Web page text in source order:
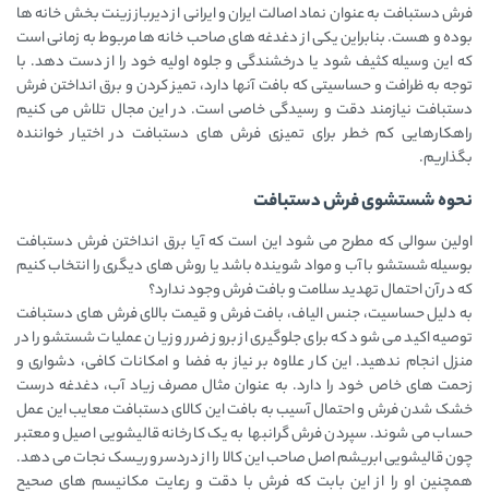
فرش دستبافت به عنوان نماد اصالت ایران و ایرانی از دیرباز زینت بخش خانه ها
بوده و هست. بنابراین یکی از دغدغه های صاحب خانه ها مربوط به زمانی است
که این وسیله کثیف شود یا درخشندگی و جلوه اولیه خود را از دست دهد. با
توجه به ظرافت و حساسیتی که بافت آنها دارد، تمیز کردن و برق انداختن فرش
دستبافت نیازمند دقت و رسیدگی خاصی است. در این مجال تلاش می کنیم
راهکارهایی کم خطر برای تمیزی فرش های دستبافت در اختیار خواننده
بگذاریم.
نحوه شستشوی فرش دستبافت
اولین سوالی که مطرح می ‌شود این است که آیا برق انداختن فرش دستبافت
بوسیله شستشو با آب و مواد شوینده باشد یا روش ‌های دیگری را انتخاب کنیم
که در آن احتمال تهدید سلامت و بافت فرش وجود ندارد؟
به دلیل حساسیت، جنس الیاف، بافت فرش و قیمت بالای فرش های دستبافت
توصیه اکید می شود که برای جلوگیری از بروز ضرر و زیان عملیات شستشو را در
منزل انجام ندهید. این کار علاوه بر نیاز به فضا و امکانات کافی، دشواری و
زحمت های خاص خود را دارد. به عنوان مثال مصرف زیاد آب، دغدغه درست
خشک شدن فرش و احتمال آسیب به بافت این کالای دستبافت معایب این عمل
حساب می شوند. سپردن فرش گرانبها به یک کارخانه قالیشویی اصیل و معتبر
چون قالیشویی ابریشم اصل صاحب این کالا را از دردسر و ریسک نجات می دهد.
همچنین او را از این بابت که فرش با دقت و رعایت مکانیسم های صحیح